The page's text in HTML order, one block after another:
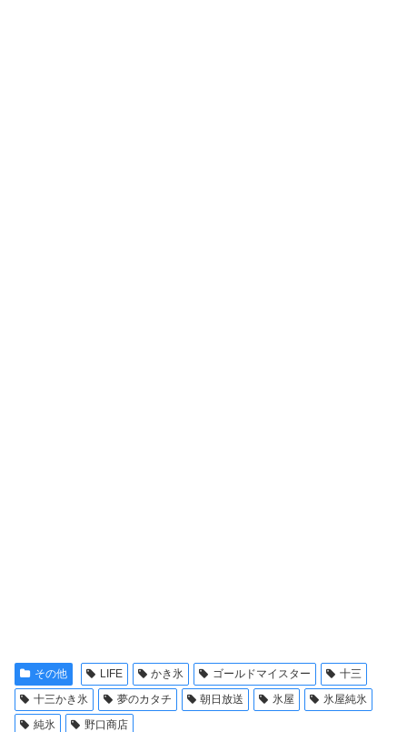
その他 LIFE かき氷 ゴールドマイスター
十三
十三かき氷
夢のカタチ 朝日放送 氷屋
氷屋純氷
純氷
野口商店